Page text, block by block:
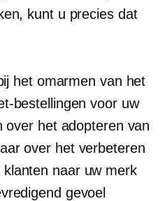
kunt u precies dat
het omarmen van het
bestellingen voor uw
over het adopteren van
over het verbeteren
naar uw merk
gevoel